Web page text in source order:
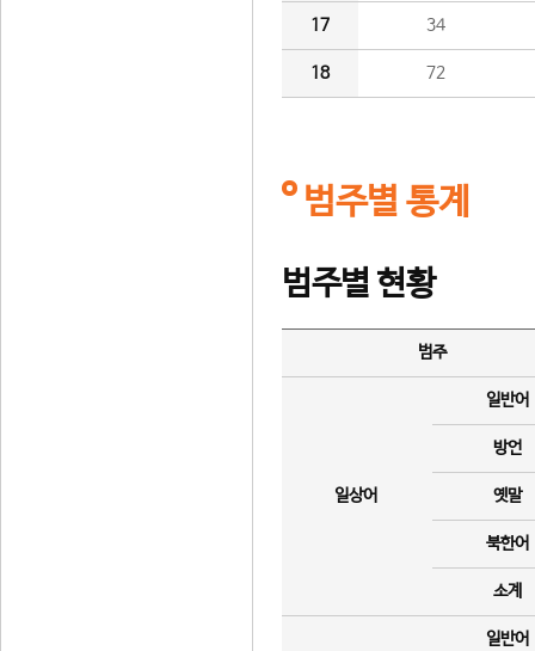
17 34
18 72
범주별 통계
범주별 현황
범주
일상어
일반어
방언
옛말
북한어
소계
일반어